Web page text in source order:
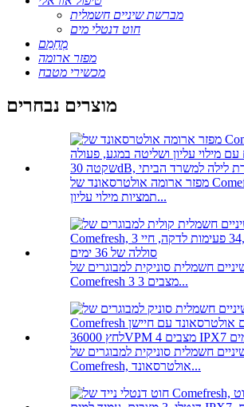
מברשת שיניים חשמלית
חוט דנטלי מים
מְחַמֵם
מפזר ארומה
מכשירי מטבח
מוצרים נבחרים
מפזר ארומה אולטרסאונד של Comefresh, מפזר
תמציות מילוי עליון...
חשמלית סוניקית למבוגרים של
Comefresh 3 מצבים 3...
חשמלית סוניקית למבוגרים של
Comefresh, אולטרסאונד...